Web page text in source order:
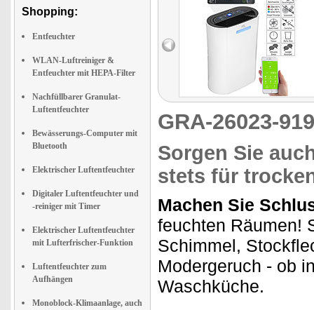
Shopping:
Entfeuchter
WLAN-Luftreiniger &
Entfeuchter mit HEPA-Filter
Nachfüllbarer Granulat-
Luftentfeuchter
Bewässerungs-Computer mit
Bluetooth
Elektrischer Luftentfeuchter
Digitaler Luftentfeuchter und
-reiniger mit Timer
Elektrischer Luftentfeuchter
mit Lufterfrischer-Funktion
Luftentfeuchter zum
Aufhängen
Monoblock-Klimaanlage, auch
GRA-26023-
Sorgen Sie
stets für
Machen Sie
feuchten Räumen!
Schimmel,
Modergeruch - ob
Waschküche.